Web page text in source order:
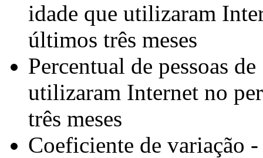
idade que utilizaram
últimos três meses
Percentual de pessoas
utilizaram Internet no
três meses
Coeficiente de variação -